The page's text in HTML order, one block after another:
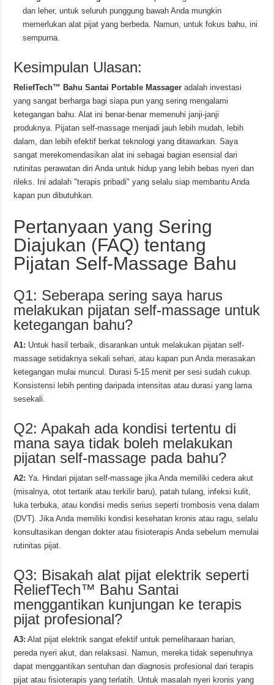
dan leher, untuk seluruh punggung bawah Anda mungkin
memerlukan alat pijat yang berbeda. Namun, untuk fokus bahu, ini
sempurna.
Kesimpulan Ulasan:
ReliefTech™ Bahu Santai Portable Massager adalah investasi
yang sangat berharga bagi siapa pun yang sering mengalami
ketegangan bahu. Alat ini benar-benar memenuhi janji-janji
produknya. Pijatan self-massage menjadi jauh lebih mudah, lebih
dalam, dan lebih efektif berkat teknologi yang ditawarkan. Saya
sangat merekomendasikan alat ini sebagai bagian esensial dari
rutinitas perawatan diri Anda untuk hidup yang lebih bebas nyeri dan
rileks. Ini adalah "terapis pribadi" yang selalu siap membantu Anda
kapan pun dibutuhkan.
Pertanyaan yang Sering
Diajukan (FAQ) tentang
Pijatan Self-Massage Bahu
Q1: Seberapa sering saya harus
melakukan pijatan self-massage untuk
ketegangan bahu?
A1: Untuk hasil terbaik, disarankan untuk melakukan pijatan self-
massage setidaknya sekali sehari, atau kapan pun Anda merasakan
ketegangan mulai muncul. Durasi 5-15 menit per sesi sudah cukup.
Konsistensi lebih penting daripada intensitas atau durasi yang lama
sesekali.
Q2: Apakah ada kondisi tertentu di
mana saya tidak boleh melakukan
pijatan self-massage pada bahu?
A2: Ya. Hindari pijatan self-massage jika Anda memiliki cedera akut
(misalnya, otot tertarik atau terkilir baru), patah tulang, infeksi kulit,
luka terbuka, atau kondisi medis serius seperti trombosis vena dalam
(DVT). Jika Anda memiliki kondisi kesehatan kronis atau ragu, selalu
konsultasikan dengan dokter atau fisioterapis Anda sebelum memulai
rutinitas pijat.
Q3: Bisakah alat pijat elektrik seperti
ReliefTech™ Bahu Santai
menggantikan kunjungan ke terapis
pijat profesional?
A3: Alat pijat elektrik sangat efektif untuk pemeliharaan harian,
pereda nyeri akut, dan relaksasi. Namun, mereka tidak sepenuhnya
dapat menggantikan sentuhan dan diagnosis profesional dari terapis
pijat atau fisioterapis yang terlatih. Untuk masalah nyeri kronis yang